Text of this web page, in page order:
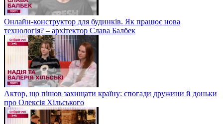
Онлайн-конструктор для будинків. Як працює нова
технологія? – архітектор Слава Балбек
Актор, що пішов захищати країну: спогади дружини й доньки
про Олексія Хільського